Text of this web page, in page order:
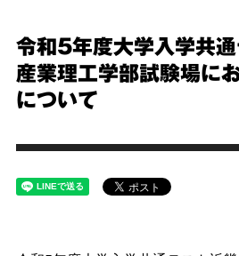
令和5年度大学入学共通
産業理工学部試験場に
について